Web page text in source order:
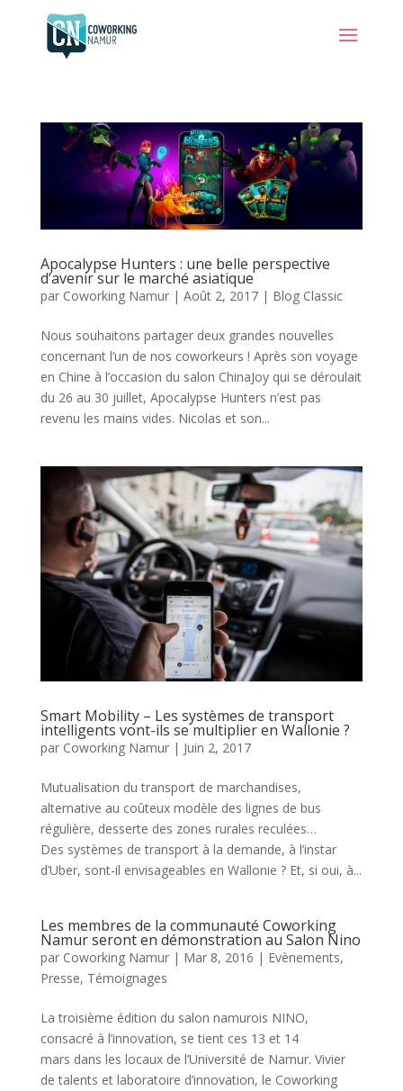
Apocalypse Hunters : une belle perspective
d’avenir sur le marché asiatique
par Coworking Namur| Août 2, 2017| Blog Classic
Nous souhaitons partager deux grandes nouvelles
concernant l’un de nos coworkeurs ! Après son voyage
en Chine à l’occasion du salon ChinaJoy qui se déroulait
du 26 au 30 juillet, Apocalypse Hunters n’est pas
revenu les mains vides. Nicolas et son...
Smart Mobility – Les systèmes de transport
intelligents vont-ils se multiplier en Wallonie ?
par Coworking Namur| Juin 2, 2017
Mutualisation du transport de marchandises,
alternative au coûteux modèle des lignes de bus
régulière, desserte des zones rurales reculées…
Des systèmes de transport à la demande, à l’instar
d’Uber, sont-il envisageables en Wallonie ? Et, si oui, à...
Les membres de la communauté Coworking
Namur seront en démonstration au Salon Nino
par Coworking Namur| Mar 8, 2016 | Evènements,
Presse, Témoignages
La troisième édition du salon namurois NINO,
consacré à l’innovation, se tient ces 13 et 14
mars dans les locaux de l’Université de Namur. Vivier
de talents et laboratoire d’innovation, le Coworking